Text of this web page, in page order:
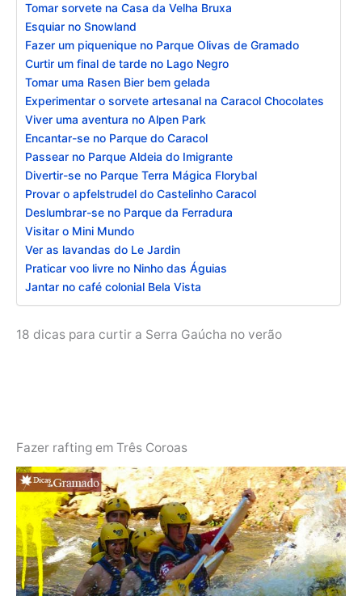
Tomar sorvete na Casa da Velha Bruxa
Esquiar no Snowland
Fazer um piquenique no Parque Olivas de Gramado
Curtir um final de tarde no Lago Negro
Tomar uma Rasen Bier bem gelada
Experimentar o sorvete artesanal na Caracol Chocolates
Viver uma aventura no Alpen Park
Encantar-se no Parque do Caracol
Passear no Parque Aldeia do Imigrante
Divertir-se no Parque Terra Mágica Florybal
Provar o apfelstrudel do Castelinho Caracol
Deslumbrar-se no Parque da Ferradura
Visitar o Mini Mundo
Ver as lavandas do Le Jardin
Praticar voo livre no Ninho das Águias
Jantar no café colonial Bela Vista
18 dicas para curtir a Serra Gaúcha no verão
Fazer rafting em Três Coroas